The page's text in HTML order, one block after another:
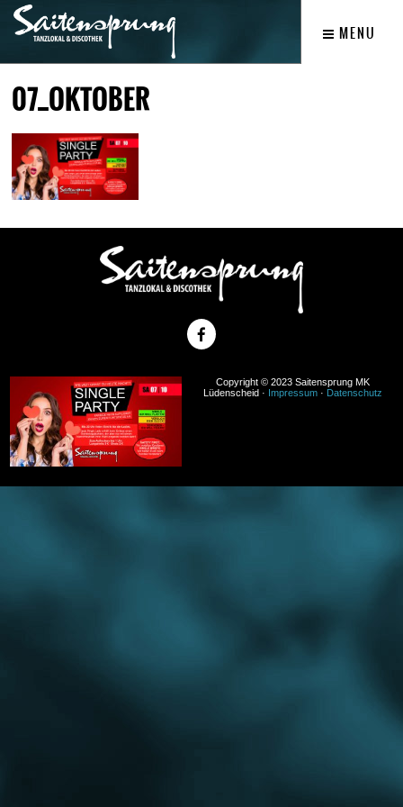
MENU
07_OKTOBER
Copyright © 2023 Saitensprung MK
Lüdenscheid · Impressum · Datenschutz